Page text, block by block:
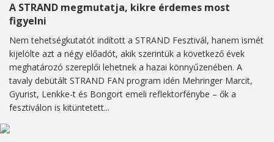
A STRAND megmutatja, kikre érdemes most
figyelni
Nem tehetségkutatót indított a STRAND Fesztivál, hanem ismét
kijelölte azt a négy előadót, akik szerintük a következő évek
meghatározó szereplői lehetnek a hazai könnyűzenében. A
tavaly debütált STRAND FAN program idén Mehringer Marcit,
Gyurist, Lenkke-t és Bongort emeli reflektorfénybe – ők a
fesztiválon is kitüntetett...